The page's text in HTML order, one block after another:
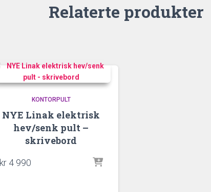
Relaterte produkter
KONTORPULT
NYE Linak elektrisk
hev/senk pult –
skrivebord
kr4 990